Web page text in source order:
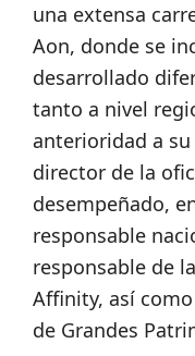
una extensa
Aon, donde se
desarrollado
tanto a nivel
anterioridad a
director de la
desempeñado,
responsable
responsable de
Affinity, así
de Grandes